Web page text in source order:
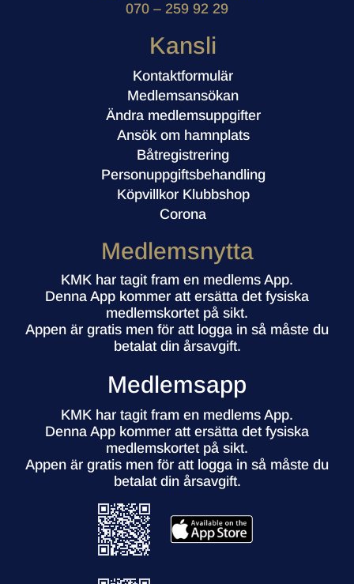
070 – 259 92 29
Kansli
Kontaktformulär
Medlemsansökan
Ändra medlemsuppgifter
Ansök om hamnplats
Båtregistrering
Personuppgiftsbehandling
Köpvillkor Klubbshop
Corona
Medlemsnytta
KMK har tagit fram en medlems App.
Denna App kommer att ersätta det fysiska
medlemskortet på sikt.
Appen är gratis men för att logga in så måste du
betalat din årsavgift.
Medlemsapp
KMK har tagit fram en medlems App.
Denna App kommer att ersätta det fysiska
medlemskortet på sikt.
Appen är gratis men för att logga in så måste du
betalat din årsavgift.